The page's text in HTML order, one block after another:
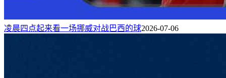
凌晨四点起来看一场挪威对战巴西的球2026-07-06